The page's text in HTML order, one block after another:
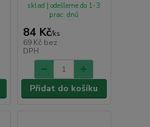
84 Kč/ks
69 Kč bez
DPH
sklad | odešleme do 1-3
prac. dnů
Přidat do košíku